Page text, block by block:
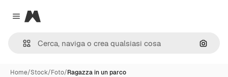
Close menu
Magnific
Cerca
Home/Stock/Foto/Ragazza in un parco